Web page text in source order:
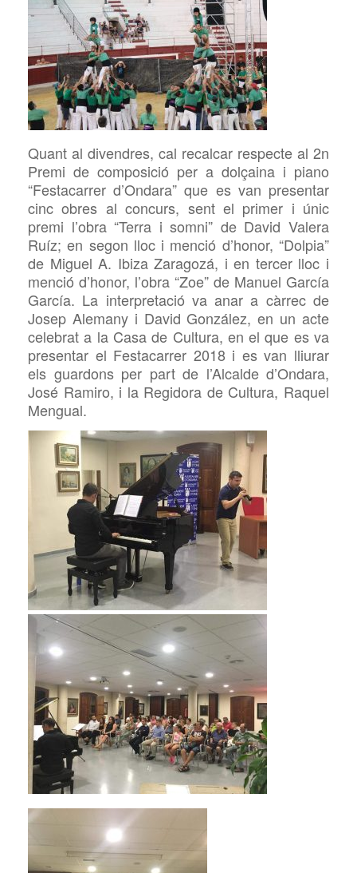
Quant al divendres, cal recalcar respecte al 2n
Premi de composició per a dolçaina i piano
“Festacarrer d’Ondara” que esvan presentar
cinc obres al concurs, sent el primer i únic
premi l’obra “Terra i somni” de David Valera
Ruíz; en segon lloc i menció d’honor, “Dolpia”
de Miguel A. Ibiza Zaragozá, i en tercer lloc i
menció d’honor, l’obra “Zoe” de Manuel García
García. La interpretació va anar a càrrec de
Josep Alemany i David González, en un acte
celebrat a la Casa de Cultura, en el que es va
presentar el Festacarrer 2018 i es van lliurar
els guardons per part de l’Alcalde d’Ondara,
José Ramiro, i la Regidora de Cultura, Raquel
Mengual.